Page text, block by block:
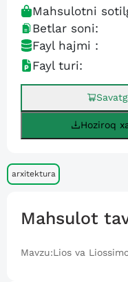
Mahsulotni
Betlar soni:
Fayl hajmi :
Fayl turi:
Hoziroq
arxitektura
Mahsulot
Mavzu:Lios va